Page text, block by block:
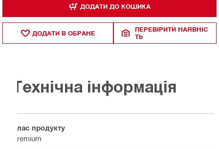
ДОДАТИ ДО КОШИКА
ДОДАТИ В ОБРАНЕ
ПЕРЕВІРИТИ НАЯВНІС
ТЬ
Технічна інформація
Клас продукту
Premium